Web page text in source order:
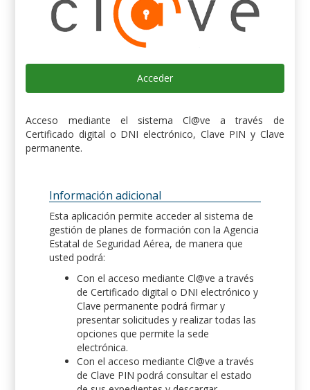
Acceder
Acceso mediante el sistema Cl@ve a través de
Certificado digital o DNI electrónico, Clave PIN y Clave
permanente.
Información adicional
Esta aplicación permite acceder al sistema de
gestión de planes de formación con la Agencia
Estatal de Seguridad Aérea, de manera que
usted podrá:
Con el acceso mediante Cl@ve a través
de Certificado digital o DNI electrónico y
Clave permanente podrá firmar y
presentar solicitudes y realizar todas las
opciones que permite la sede
electrónica.
Con el acceso mediante Cl@ve a través
de Clave PIN podrá consultar el estado